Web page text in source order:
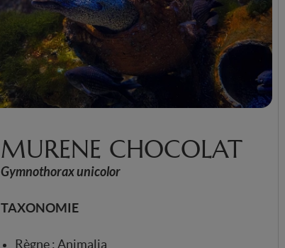
MURENE CHOCOLAT
Gymnothorax unicolor
TAXONOMIE
Règne : Animalia